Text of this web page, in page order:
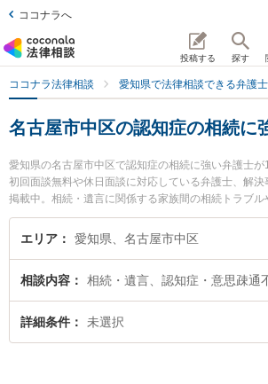
ココナラへ
投稿する 探す
ココナラ法律相談 愛知県で法律相談できる弁護士
名古屋市中区の認知症の相続に
愛知県の名古屋市中区で認知症の相続に強い弁護士が
初回面談無料や休日面談に対応している弁護士、解決
掲載中。相続・遺言に関係する家族間の相続トラブ
割等の細かな分野での絞り込み検索もでき便利です
関 敏郎弁護士やアイル法律事務所の岡 厚希弁護士、
続のトラブルを今すぐに弁護士に相談したい』『認知
の実績豊富な近くの弁護士を検索したい』『初回相
律相談できる名古屋市中区内の弁護士に相談予約した
エリア 愛知県、名古屋市中区
相談内容 相続・遺言、認知症・意思疎通
詳細条件 未選択